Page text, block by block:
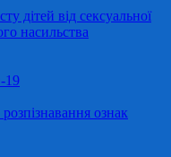
дітей від сексуальної
насильства
19
ознак